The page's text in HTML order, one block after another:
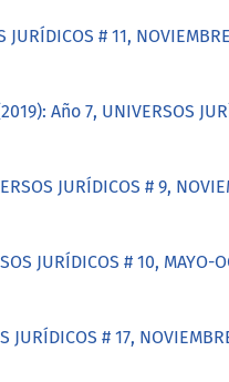
# 11,
Año 7, UNIVERSOS
JURÍDICOS # 9,
JURÍDICOS # 10, MAYO-
# 17,